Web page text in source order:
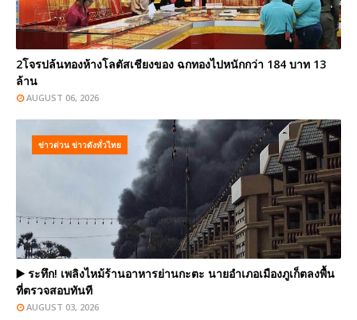
2โจรปล้นทองห้างโลตัสเชียงของ ฉกทองไปหนักกว่า 184 บาท 13
ล้าน
AUGUST 06, 2026
ข่าวด่วน ข่าวดังทั่วไทย
▶️ ระทึก! เพลิงไหม้ร้านอาหารย่านกะตะ นายอำเภอเมืองภูเก็ตลงพื้น
ที่ตรวจสอบทันที
AUGUST 03, 2026